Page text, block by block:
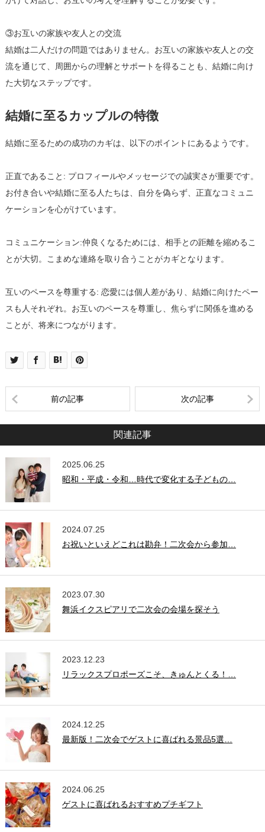
③お互いの家族や友人との交流
結婚は二人だけの問題ではありません。お互いの家族や友人との交
流を通じて、周囲からの理解とサポートを得ることも、結婚に向け
た大切なステップです。
結婚に至るカップルの特徴
結婚に至るための成功のカギは、以下のポイントにあるようです。
正直であること: プロフィールやメッセージでの誠実さが重要です。
お付き合いや結婚に至る人たちは、自分を偽らず、正直なコミュニ
ケーションを心がけています。
コミュニケーション:仲良くなるためには、相手との距離を縮めるこ
とが大切。こまめな連絡を取り合うことがカギとなります。
互いのペースを尊重する: 恋愛には個人差があり、結婚に向けたペー
スも人それぞれ。お互いのペースを尊重し、焦らずに関係を進める
ことが、将来につながります。
前の記事 次の記事
関連記事
2025.06.25
昭和・平成・令和…時代で変化する子どもの…
2024.07.25
お祝いといえどこれは勘弁！二次会から参加…
2023.07.30
舞浜イクスピアリで二次会の会場を探そう
2023.12.23
リラックスプロポーズこそ、きゅんとくる！…
2024.12.25
最新版！二次会でゲストに喜ばれる景品5選…
2024.06.25
ゲストに喜ばれるおすすめプチギフト